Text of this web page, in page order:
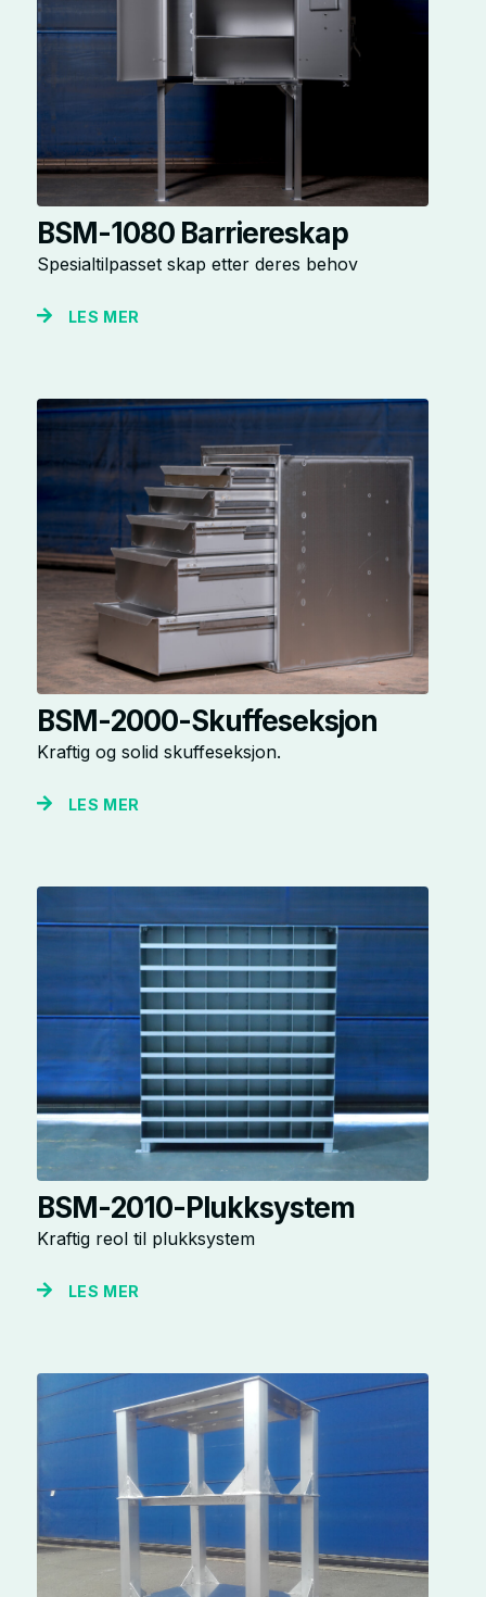
BSM-1080 Barriereskap
Spesialtilpasset skap etter deres behov
LES MER
BSM-2000-Skuffeseksjon
Kraftig og solid skuffeseksjon.
LES MER
BSM-2010-Plukksystem
Kraftig reol til plukksystem
LES MER